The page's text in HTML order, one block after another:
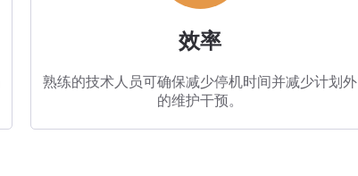
效率
熟练的技术人员可确保减少停机时间并减少计划外
的维护干预。